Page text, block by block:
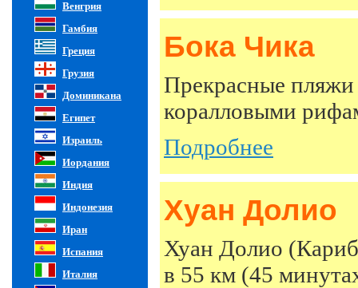
Венгрия
Гамбия
Греция
Грузия
Доминикана
Египет
Израиль
Иордания
Индия
Индонезия
Иран
Испания
Италия
Бока Чика
Прекрасные
коралловыми
Подробнее
Хуан Долио
Хуан Долио
в 55 км (45